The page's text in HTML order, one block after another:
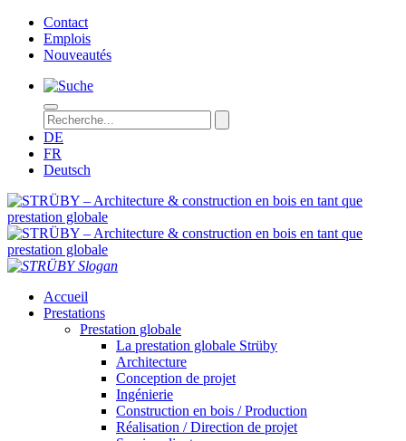
Contact
Emplois
Nouveautés
DE
FR
Deutsch
STRÜBY – Architecture & construction en bois en tant que
Accueil
Prestations
Prestation globale
La prestation globale Strüby
Architecture
Conception de projet
Ingénierie
Construction en bois / Production
Réalisation / Direction de projet